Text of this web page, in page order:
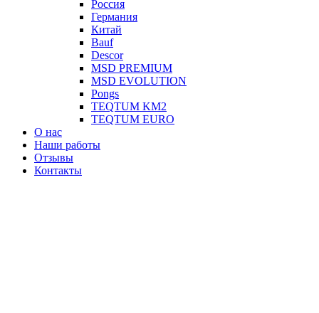
Россия
Германия
Китай
Вauf
Descor
MSD PREMIUM
MSD EVOLUTION
Pongs
TEQTUM KM2
TEQTUM EURO
О нас
Наши работы
Отзывы
Контакты